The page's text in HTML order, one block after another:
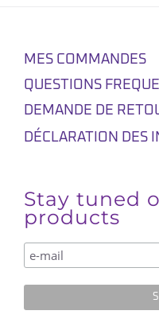
MES COMMANDES
QUESTIONS
DEMANDE DE
DÉCLARATION DES
Stay tuned
products